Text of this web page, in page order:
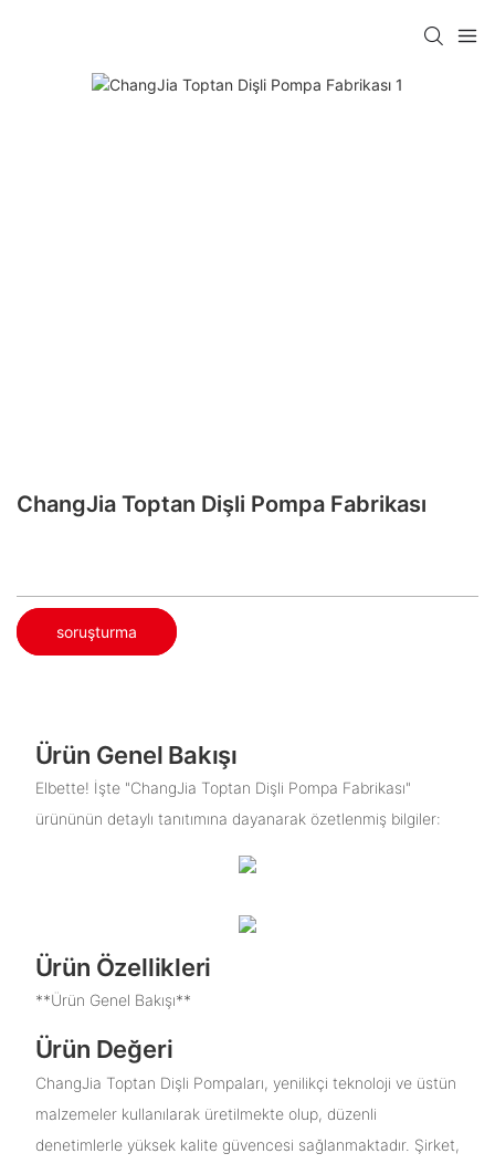
ChangJia Toptan Dişli Pompa Fabrikası
soruşturma
Ürün Genel Bakışı
Elbette! İşte "ChangJia Toptan Dişli Pompa Fabrikası"
ürününün detaylı tanıtımına dayanarak özetlenmiş bilgiler:
Ürün Özellikleri
**Ürün Genel Bakışı**
Ürün Değeri
ChangJia Toptan Dişli Pompaları, yenilikçi teknoloji ve üstün
malzemeler kullanılarak üretilmekte olup, düzenli
denetimlerle yüksek kalite güvencesi sağlanmaktadır. Şirket,